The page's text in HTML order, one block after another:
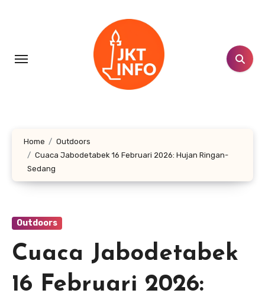
Home
Outdoors
Cuaca Jabodetabek 16 Februari 2026: Hujan Ringan-
Sedang
Outdoors
Cuaca Jabodetabek
16 Februari 2026: